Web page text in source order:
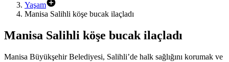
Yaşam
Manisa Salihli köşe bucak ilaçladı
Manisa Salihli köşe bucak ilaçladı
Manisa Büyükşehir Belediyesi, Salihli’de halk sağlığını korumak ve